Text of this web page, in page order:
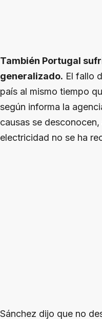
También Portugal
generalizado. El fallo
país al mismo tiempo
según informa la
causas se
electricidad no se ha
Sánchez dijo que no